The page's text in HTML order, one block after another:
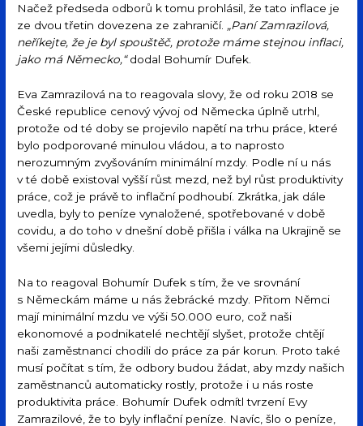
Načež předseda odborů k tomu prohlásil, že tato inflace je
ze dvou třetin dovezena ze zahraničí. „Paní Zamrazilová,
neříkejte, že je byl spouštěč, protože máme stejnou inflaci,
jako má Německo,“dodal Bohumír Dufek.
Eva Zamrazilová na to reagovala slovy, že od roku 2018 se
České republice cenový vývoj od Německa úplně utrhl,
protože od té doby se projevilo napětí na trhu práce, které
bylo podporované minulou vládou, a to naprosto
nerozumným zvyšováním minimální mzdy. Podle ní u nás
v té době existoval vyšší růst mezd, než byl růst produktivity
práce, což je právě to inflační podhoubí. Zkrátka, jak dále
uvedla, byly to peníze vynaložené, spotřebované v době
covidu, a do toho v dnešní době přišla i válka na Ukrajině se
všemi jejími důsledky.
Na to reagoval Bohumír Dufek s tím, že ve srovnání
s Německám máme u nás žebrácké mzdy. Přitom Němci
mají minimální mzdu ve výši 50.000 euro, což naši
ekonomové a podnikatelé nechtějí slyšet, protože chtějí
naši zaměstnanci chodili do práce za pár korun. Proto také
musí počítat s tím, že odbory budou žádat, aby mzdy našich
zaměstnanců automaticky rostly, protože i u nás roste
produktivita práce. Bohumír Dufek odmítl tvrzení Evy
Zamrazilové, že to byly inflační peníze. Navíc, šlo o peníze,